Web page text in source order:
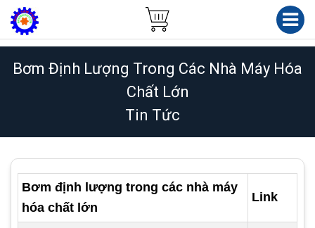
Bơm Định Lượng Trong Các Nhà Máy Hóa
Chất Lớn
Tin Tức
Bơm định lượng trong các nhà máy
hóa chất lớn
Link